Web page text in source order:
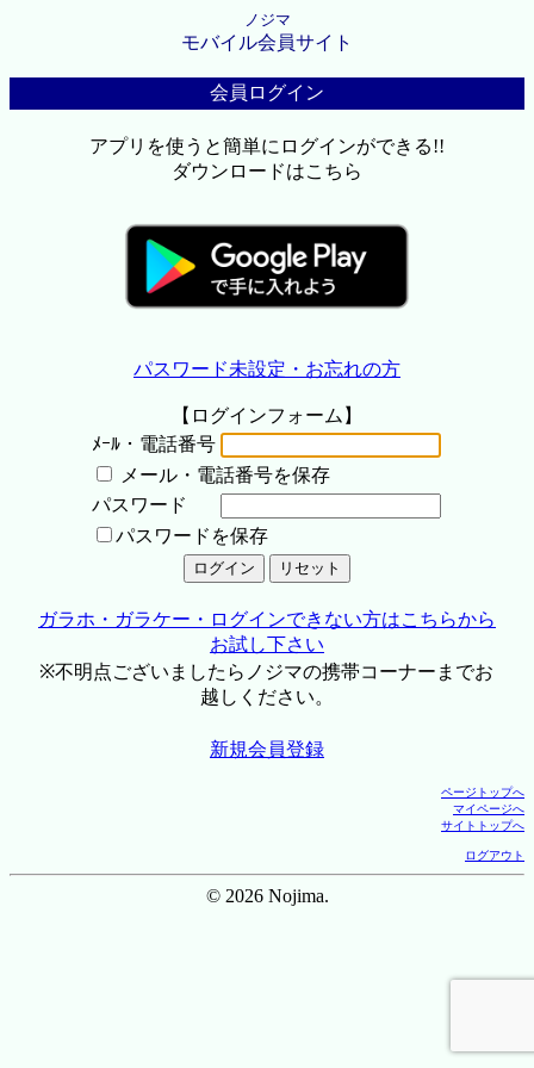
ノジマ
モバイル会員サイト
会員ログイン
アプリを使うと簡単にログインができる!!
ダウンロードはこちら
パスワード未設定・お忘れの方
【ログインフォーム】
ﾒｰﾙ・電話番号
メール・電話番号を保存
パスワード
パスワードを保存
ガラホ・ガラケー・ログインできない方はこちらから
お試し下さい
※不明点ございましたらノジマの携帯コーナーまでお
越しください。
新規会員登録
ページトップへ
マイページへ
サイトトップへ
ログアウト
© 2026 Nojima.